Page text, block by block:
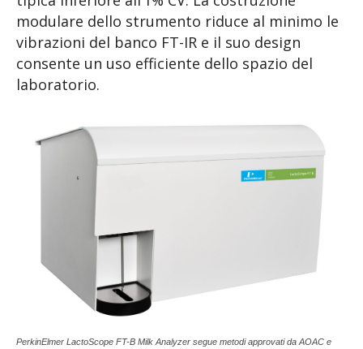
modulare dello strumento riduce al minimo le
vibrazioni del banco FT-IR e il suo design
consente un uso efficiente dello spazio del
laboratorio.
PerkinElmer LactoScope FT-B Milk Analyzer segue metodi approvati da AOAC e